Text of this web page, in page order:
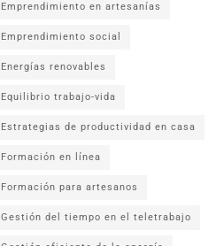
Emprendimiento en artesanías
Emprendimiento social
Energías renovables
Equilibrio trabajo-vida
Estrategias de productividad en casa
Formación en línea
Formación para artesanos
Gestión del tiempo en el teletrabajo